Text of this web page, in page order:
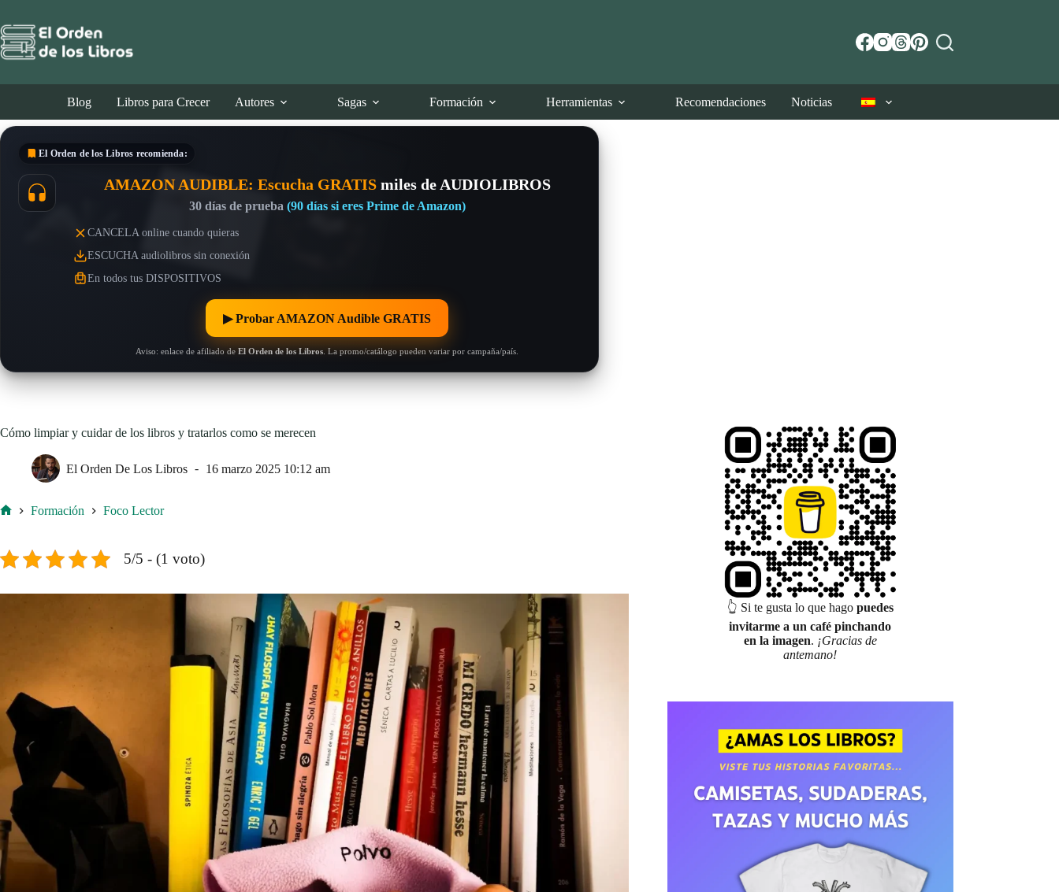
contenido
Blog Libros para Crecer Autores Sagas Formación Herramientas Recomendaciones Noticias
El Orden de los Libros recomienda:
AMAZON AUDIBLE: Escucha GRATISmiles de AUDIOLIBROS
30 días de prueba (90 días si eres Prime de Amazon)
CANCELA online cuando quieras
ESCUCHA audiolibros sin conexión
En todos tus DISPOSITIVOS
▶︎ Probar AMAZON Audible GRATIS
Aviso: enlace de afiliado de El Orden de los Libros . La promo/catálogo pueden variar por campaña/país.
Cómo limpiar y cuidar de los libros y tratarlos como se merecen
El Orden De Los Libros 16 marzo 2025 10:12 am
Formación Foco Lector
5/5 - (1 voto)
👆 Si te gusta lo que hago puedes
invitarme a un café pinchando
en la imagen. ¡Gracias de
antemano!